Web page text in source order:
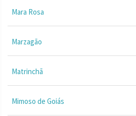
Mara Rosa
Marzagão
Matrinchã
Mimoso de Goiás